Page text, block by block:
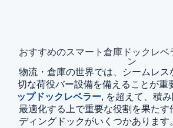
おすすめのスマート倉庫ドックレベ
ン
物流・倉庫の世界では、シームレス
切な荷役バー設備を備えることが重
ップドックレベラー, を超えて、積
最適化する上で重要な役割を果たす
ディングドックがいくつかあります